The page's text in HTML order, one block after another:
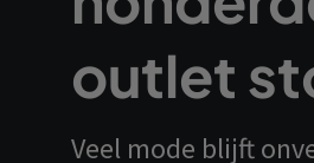
outlet
Veel mode blijft